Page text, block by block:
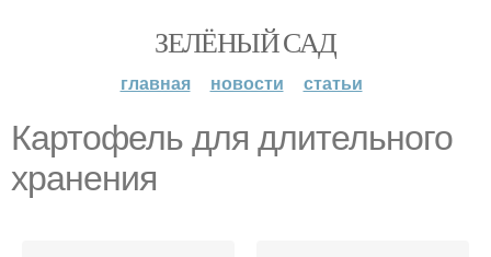
ЗЕЛЁНЫЙ САД
главная новости статьи
Картофель для длительного
хранения